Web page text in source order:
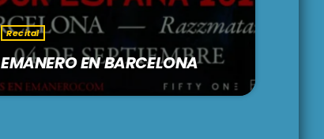
Recital
EMANERO EN BARCELONA